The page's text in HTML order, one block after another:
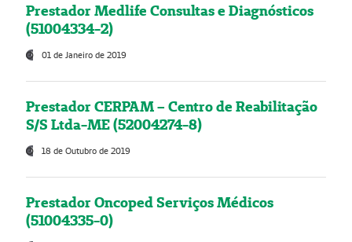
Prestador Medlife Consultas e Diagnósticos
(51004334-2)
01 de Janeiro de 2019
Prestador CERPAM – Centro de Reabilitação
S/S Ltda-ME (52004274-8)
18 de Outubro de 2019
Prestador Oncoped Serviços Médicos
(51004335-0)